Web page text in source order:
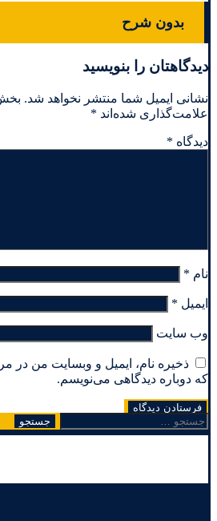
بدون شرح
دیدگاهتان را بنویسید
نشانی ایمیل شما منتشر نخواهد شد.
علامت‌گذاری شده‌اند *
دیدگاه *
نام *
ایمیل *
وب‌ سایت
ذخیره نام، ایمیل و وبسایت من در
که دوباره دیدگاهی می‌نویسم.
جستجو
برای: